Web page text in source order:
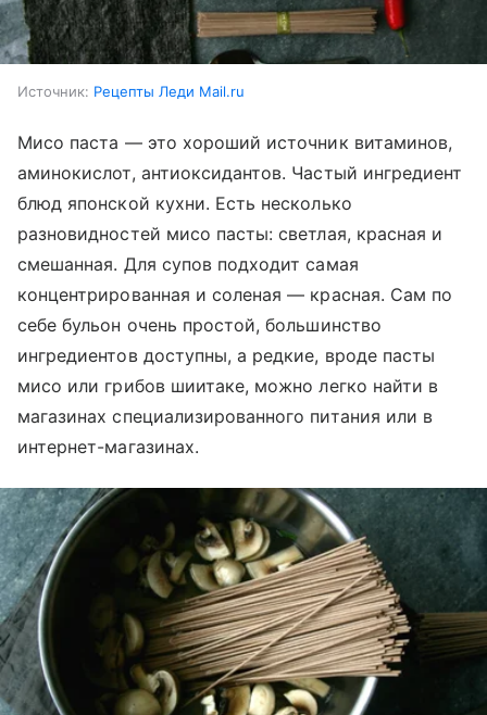
Источник: Рецепты Леди Mail.ru
Мисо паста — это хороший источник витаминов,
аминокислот, антиоксидантов. Частый ингредиент
блюд японской кухни. Есть несколько
разновидностей мисо пасты: светлая, красная и
смешанная. Для супов подходит самая
концентрированная и соленая — красная. Сам по
себе бульон очень простой, большинство
ингредиентов доступны, а редкие, вроде пасты
мисо или грибов шиитаке, можно легко найти в
магазинах специализированного питания или в
интернет-магазинах.